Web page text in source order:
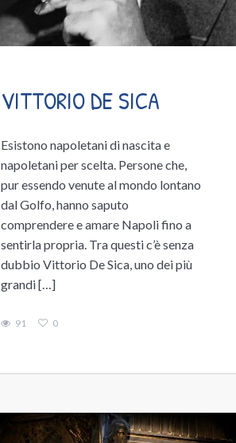
VITTORIO DE SICA
Esistono napoletani di nascita e
napoletani per scelta. Persone che,
pur essendo venute al mondo lontano
dal Golfo, hanno saputo
comprendere e amare Napoli fino a
sentirla propria. Tra questi c’è senza
dubbio Vittorio De Sica, uno dei più
grandi […]
91 0